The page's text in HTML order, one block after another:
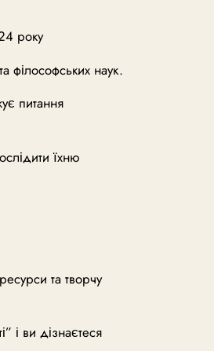
року
філософських наук.
питання
їхню
та творчу
і ви дізнаєтеся